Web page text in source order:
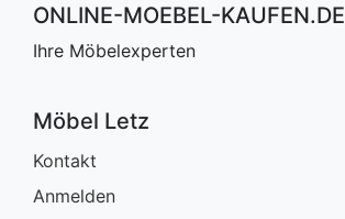
ONLINE-MOEBEL-KAUFEN.DE
Ihre Möbelexperten
Möbel Letz
Kontakt
Anmelden